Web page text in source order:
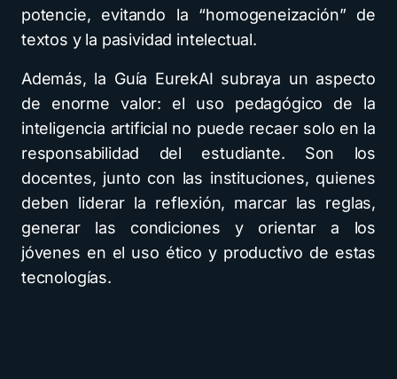
potencie, evitando la “homogeneización” de
textos y la pasividad intelectual.
Además, la Guía EurekAI subraya un aspecto
de enorme valor: el uso pedagógico de la
inteligencia artificial no puede recaer solo en la
responsabilidad del estudiante. Son los
docentes, junto con las instituciones, quienes
deben liderar la reflexión, marcar las reglas,
generar las condiciones y orientar a los
jóvenes en el uso ético y productivo de estas
tecnologías.